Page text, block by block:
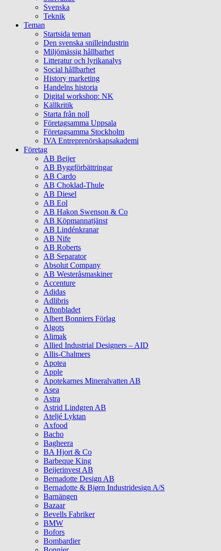
Svenska
Teknik
Teman
Startsida teman
Den svenska snilleindustrin
Miljömässig hållbarhet
Litteratur och lyrikanalys
Social hållbarhet
History marketing
Handelns historia
Digital workshop: NK
Källkritik
Starta från noll
Företagsamma Uppsala
Företagsamma Stockholm
IVA Entreprenörskapsakademi
Företag
AB Beijer
AB Byggförbättringar
AB Cardo
AB Choklad-Thule
AB Diesel
AB Eol
AB Hakon Swenson & Co
AB Köpmannatjänst
AB Lindénkranar
AB Nife
AB Roberts
AB Separator
Absolut Company
AB Westeråsmaskiner
Accenture
Adidas
Adlibris
Aftonbladet
Albert Bonniers Förlag
Algots
Alimak
Allied Industrial Designers – AID
Allis-Chalmers
Apotea
Apple
Apotekarnes Mineralvatten AB
Asea
Astra
Astrid Lindgren AB
Ateljé Lyktan
Axfood
Bacho
Bagheera
BA Hjort & Co
Barbeque King
Beijerinvest AB
Bernadotte Design AB
Bernadotte & Bjørn Industridesign A/S
Barnängen
Bazaar
Bevells Fabriker
BMW
Bofors
Bombardier